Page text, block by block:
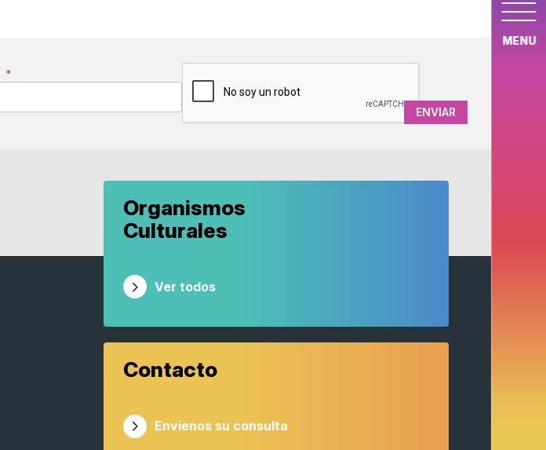
MENU
*
Organismos
Culturales
Ver todos
Contacto
Envienos su consulta